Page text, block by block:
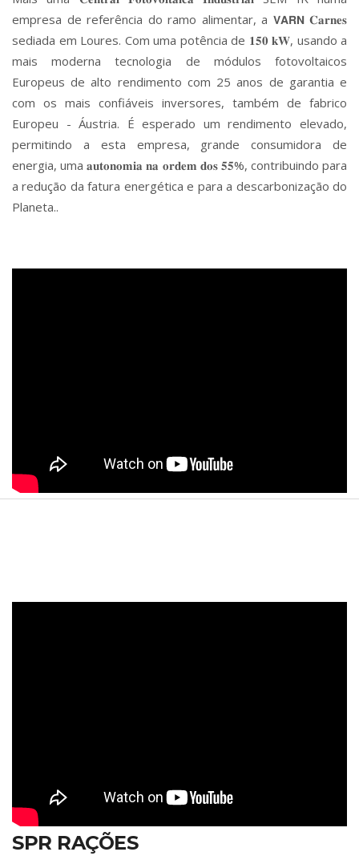
empresa de referência do ramo alimentar, a 𝗩𝗔𝗥𝗡 𝐂𝐚𝐫𝐧𝐞𝐬
sediada em Loures. Com uma potência de 𝟏𝟓𝟎 𝐤𝐖, usando a
mais moderna tecnologia de módulos fotovoltaicos
Europeus de alto rendimento com 25 anos de garantia e
com os mais confiáveis inversores, também de fabrico
Europeu - Áustria. É esperado um rendimento elevado,
permitindo a esta empresa, grande consumidora de
energia, uma 𝐚𝐮𝐭𝐨𝐧𝐨𝐦𝐢𝐚 𝐧𝐚 𝐨𝐫𝐝𝐞𝐦 𝐝𝐨𝐬 𝟓𝟓%, contribuindo para
a redução da fatura energética e para a descarbonização do
Planeta..
SPR RAÇÕES